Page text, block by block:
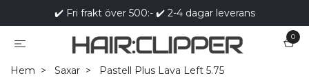
✔️ Fri frakt över 500:- ✔️ 2-4 dagar leverans
0
Hem Saxar Pastell Plus Lava Left 5.75